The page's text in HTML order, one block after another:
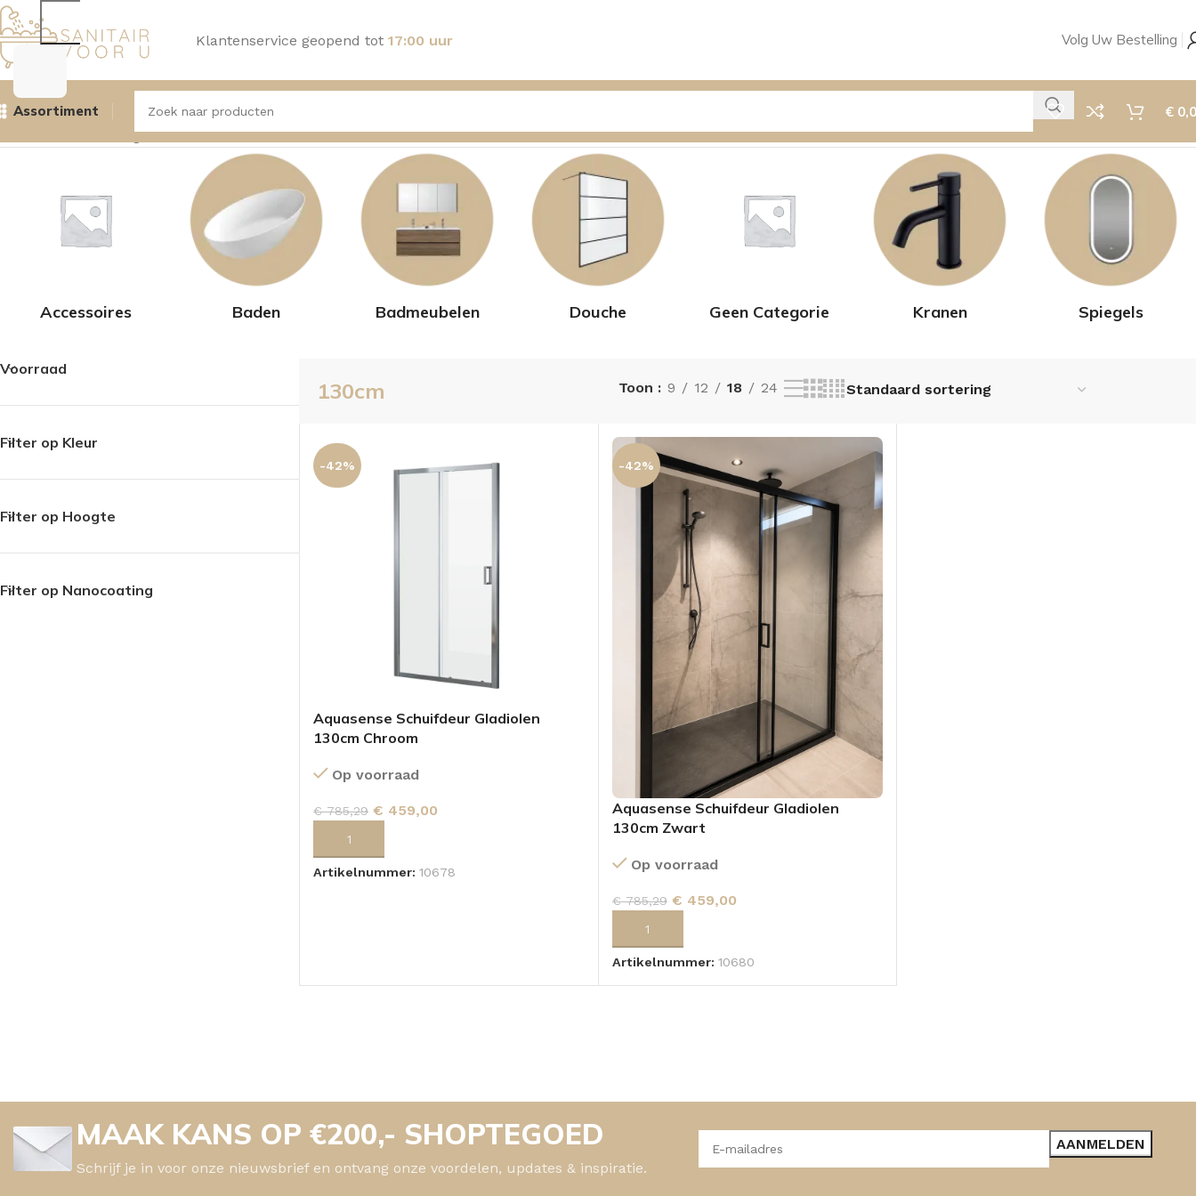
Klantenservice geopend tot 17:00 uur Volg Uw Bestelling
Assortiment
KOLOMKASTEN OPENVAKKEN
€
Product Lengte 130cmToont alle 2 resultaten
Accessoires Baden Badmeubelen Douche Geen Categorie Kranen Spiegels
Voorraad
Filter op Kleur
Filter op Hoogte
Filter op Nanocoating
130cm Toon 9 12 18 24
-42%
Aquasense Schuifdeur Gladiolen
130cm Chroom
Op voorraad
€785,29 € 459,00
TOEVOEGEN AAN WINKELWAGEN
Artikelnummer: 10678
-42%
Aquasense Schuifdeur Gladiolen
130cm Zwart
Op voorraad
€785,29 € 459,00
TOEVOEGEN AAN WINKELWAGEN
Artikelnummer: 10680
MAAK KANS OP €200,- SHOPTEGOED
Schrijf je in voor onze nieuwsbrief en ontvang onze voordelen, updates & inspiratie.